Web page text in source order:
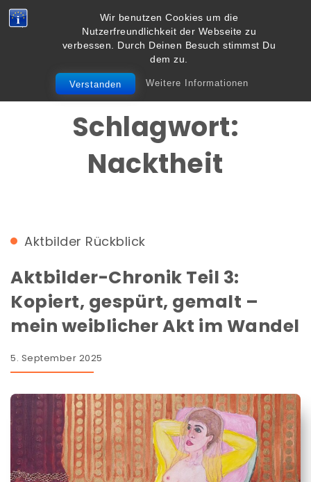
Wir benutzen Cookies um die
Nutzerfreundlichkeit der Webseite zu
verbessen. Durch Deinen Besuch stimmst Du
dem zu.
Verstanden Weitere Informationen
Skip to content
Vielbegabt.de
Toggle
navigation
Schlagwort:
Nacktheit
Aktbilder Rückblick
Aktbilder-Chronik Teil 3:
Kopiert, gespürt, gemalt –
mein weiblicher Akt im Wandel
5. September 2025